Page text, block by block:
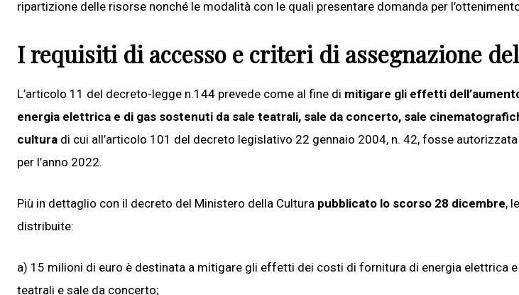
ripartizione delle risorse nonché le modalità con le quali presentare domanda per
I requisiti di accesso e criteri di assegnazione
L’articolo 11 del decreto-legge n.144 prevede come al fine di mitigare gli effetti
energia elettrica e di gas sostenuti da sale teatrali, sale da concerto, sale
cultura di cui all’articolo 101 del decreto legislativo 22 gennaio 2004, n. 42, fosse
per l’anno 2022.
Più in dettaglio con il decreto del Ministero della Cultura pubblicato lo scorso 28 dicembre,
distribuite:
a) 15 milioni di euro è destinata a mitigare gli effetti dei costi di fornitura di energia elettrica
teatrali e sale da concerto;